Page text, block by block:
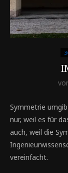
Symmetrie
nur, weil es für
auch, weil die
vereinfacht.